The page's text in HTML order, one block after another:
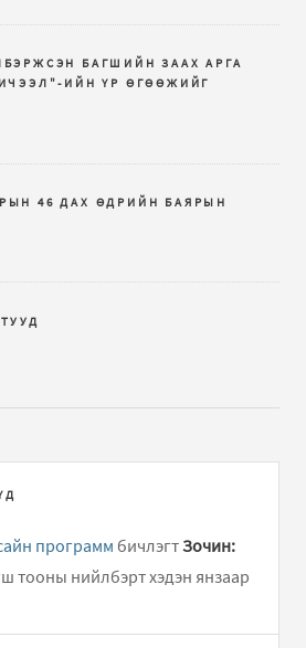
БАГШИЙН ЗААХ АРГА
ИЙН ҮР ӨГӨӨЖИЙГ
46 ДАХ ӨДРИЙН БАЯРЫН
программ бичлэгтЗочин:
тооны нийлбэрт хэдэн янзаар